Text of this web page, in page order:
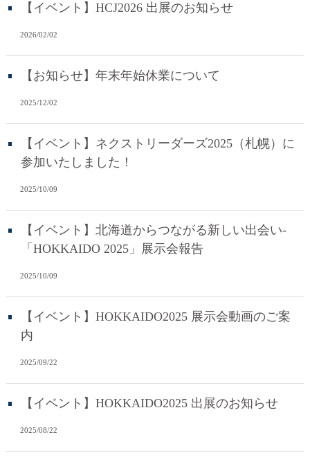
【イベント】HCJ2026 出展のお知らせ
2026/02/02
【お知らせ】年末年始休業について
2025/12/02
【イベント】ネクストリーダーズ2025（札幌）に
参加いたしました！
2025/10/09
【イベント】北海道からつながる新しい出会い-
「HOKKAIDO 2025」展示会報告
2025/10/09
【イベント】HOKKAIDO2025 展示会動画のご案
内
2025/09/22
【イベント】HOKKAIDO2025 出展のお知らせ
2025/08/22